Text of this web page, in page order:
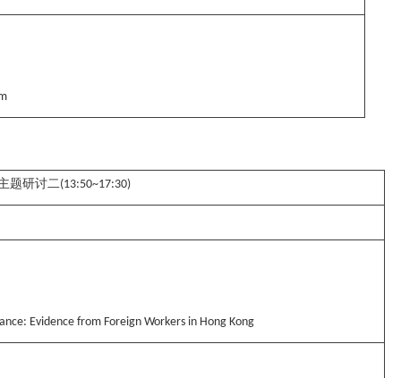
题研讨二(13:50~17:30)
Evidence from Foreign Workers in Hong Kong